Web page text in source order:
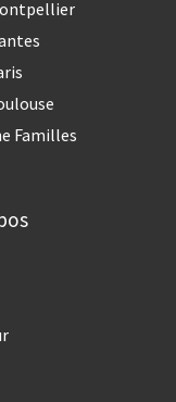
Familles